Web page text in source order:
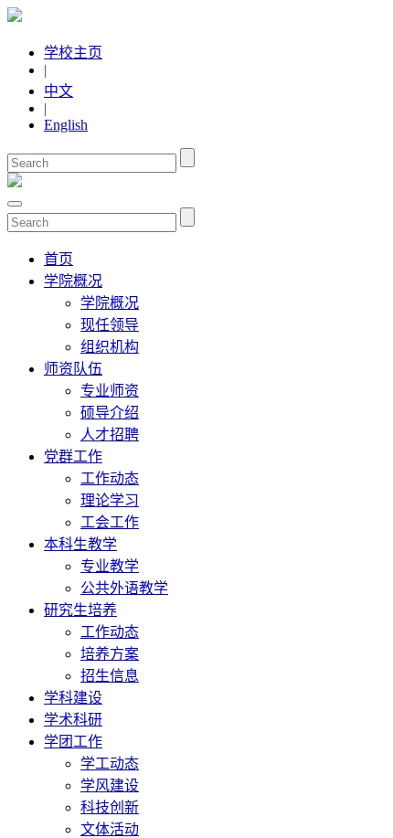
学校主页
|
中文
|
English
首页
学院概况
学院概况
现任领导
组织机构
师资队伍
专业师资
硕导介绍
人才招聘
党群工作
工作动态
理论学习
工会工作
本科生教学
专业教学
公共外语教学
研究生培养
工作动态
培养方案
招生信息
学科建设
学术科研
学团工作
学工动态
学风建设
科技创新
文体活动